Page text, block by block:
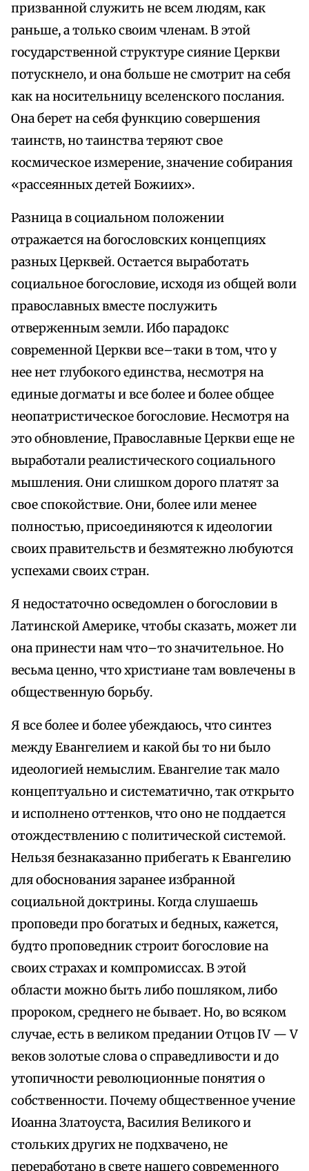
призванной служить не всем людям, как
раньше, а только своим членам. В этой
государственной структуре сияние Церкви
потускнело, и она больше не смотрит на себя
как на носительницу вселенского послания.
Она берет на себя функцию совершения
таинств, но таинства теряют свое
космическое измерение, значение собирания
«рассеянных детей Божиих».
Разница в социальном положении
отражается на богословских концепциях
разных Церквей. Остается выработать
социальное богословие, исходя из общей воли
православных вместе послужить
отверженным земли. Ибо парадокс
современной Церкви все–таки в том, что у
нее нет глубокого единства, несмотря на
единые догматы и все более и более общее
неопатристическое богословие. Несмотря на
это обновление, Православные Церкви еще не
выработали реалистического социального
мышления. Они слишком дорого платят за
свое спокойствие. Они, более или менее
полностью, присоединяются к идеологии
своих правительств и безмятежно любуются
успехами своих стран.
Я недостаточно осведомлен о богословии в
Латинской Америке, чтобы сказать, может ли
она принести нам что–то значительное. Но
весьма ценно, что христиане там вовлечены в
общественную борьбу.
Я все более и более убеждаюсь, что синтез
между Евангелием и какой бы то ни было
идеологией немыслим. Евангелие так мало
концептуально и систематично, так открыто
и исполнено оттенков, что оно не поддается
отождествлению с политической системой.
Нельзя безнаказанно прибегать к Евангелию
для обоснования заранее избранной
социальной доктрины. Когда слушаешь
проповеди про богатых и бедных, кажется,
будто проповедник строит богословие на
своих страхах и компромиссах. В этой
области можно быть либо пошляком, либо
пророком, среднего не бывает. Но, во всяком
случае, есть в великом предании Отцов IV — V
веков золотые слова о справедливости и до
утопичности революционные понятия о
собственности. Почему общественное учение
Иоанна Златоуста, Василия Великого и
стольких других не подхвачено, не
переработано в свете нашего современного